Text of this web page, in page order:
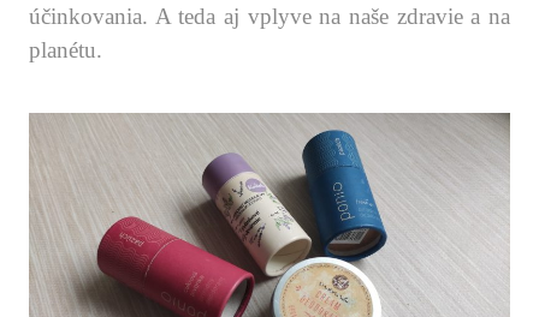
účinkovania. A teda aj vplyve na naše zdravie a na
planétu.